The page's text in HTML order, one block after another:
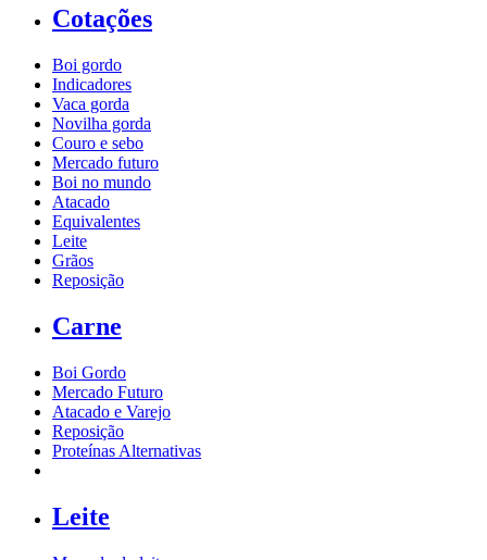
Cotações
Boi gordo
Indicadores
Vaca gorda
Novilha gorda
Couro e sebo
Mercado futuro
Boi no mundo
Atacado
Equivalentes
Leite
Grãos
Reposição
Carne
Boi Gordo
Mercado Futuro
Atacado e Varejo
Reposição
Proteínas Alternativas
Leite